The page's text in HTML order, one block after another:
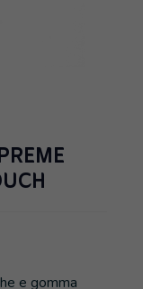
e gomma